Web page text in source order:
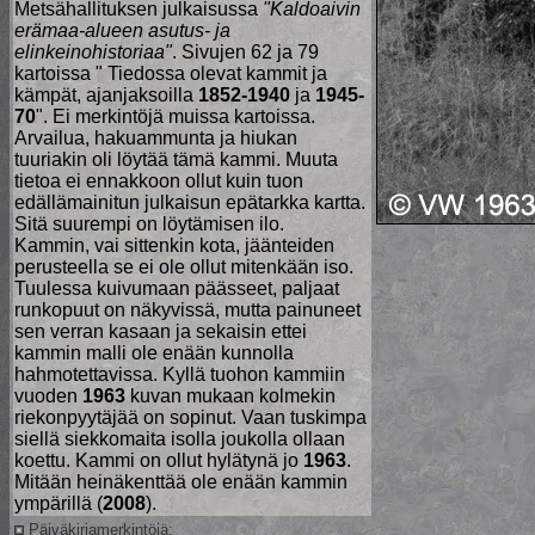
Metsähallituksen julkaisussa "Kaldoaivin
erämaa-alueen asutus- ja
elinkeinohistoriaa". Sivujen 62 ja 79
kartoissa " Tiedossa olevat kammit ja
kämpät, ajanjaksoilla 1852-1940 ja 1945-
70". Ei merkintöjä muissa kartoissa.
Arvailua, hakuammunta ja hiukan
tuuriakin oli löytää tämä kammi. Muuta
tietoa ei ennakkoon ollut kuin tuon
edällämainitun julkaisun epätarkka kartta.
Sitä suurempi on löytämisen ilo.
Kammin, vai sittenkin kota, jäänteiden
perusteella se ei ole ollut mitenkään iso.
Tuulessa kuivumaan päässeet, paljaat
runkopuut on näkyvissä, mutta painuneet
sen verran kasaan ja sekaisin ettei
kammin malli ole enään kunnolla
hahmotettavissa. Kyllä tuohon kammiin
vuoden 1963 kuvan mukaan kolmekin
riekonpyytäjää on sopinut. Vaan tuskimpa
siellä siekkomaita isolla joukolla ollaan
koettu. Kammi on ollut hylätynä jo 1963.
Mitään heinäkenttää ole enään kammin
ympärillä (2008).
Päiväkirjamerkintöjä: